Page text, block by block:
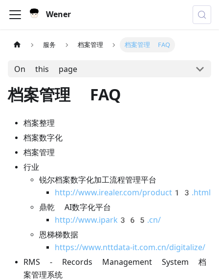
Wener
服务 档案管理 档案管理 FAQ
On this page
档案管理 FAQ
档案整理
档案数字化
档案管理
行业
锐尔档案数字化加工流程管理平台
http://www.irealer.com/product13.html
鼎乾 AI数字化平台
http://www.ipark365.cn/
恩梯梯数据
https://www.nttdata-it.com.cn/digitalize/
RMS - Records Management System 档
案管理系统